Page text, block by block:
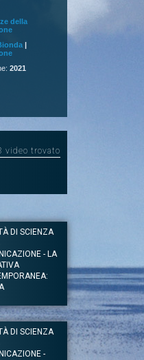
della
|
2021
video trovato
DI SCIENZA
- LA
a cura del Prof. Fabio
trattati durante la
lirica - “Rabbia” di
DI SCIENZA
-